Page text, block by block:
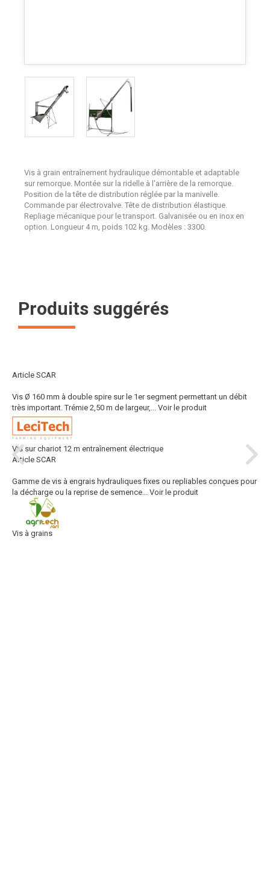
Vis à grain entraînement hydraulique démontable et adaptable
sur remorque. Montée sur la ridelle à l'arrière de la remorque.
Position de la tête de distribution réglée par la manivelle.
Commande par électrovalve. Tête de distribution élastique.
Repliage mécanique pour le transport. Galvanisée ou en inox en
option. Longueur 4 m, poids 102 kg. Modèles : 3300.
Produits suggérés
Article SCAR
Vis Ø 160 mm à double spire sur le 1er segment permettant un débit
très important. Trémie 2,50 m de largeur,... Voir le produit
Vis sur chariot 12 m entraînement électrique
Article SCAR
Gamme de vis à engrais hydrauliques fixes ou repliables conçues pour
la décharge ou la reprise de semence... Voir le produit
Vis à grains